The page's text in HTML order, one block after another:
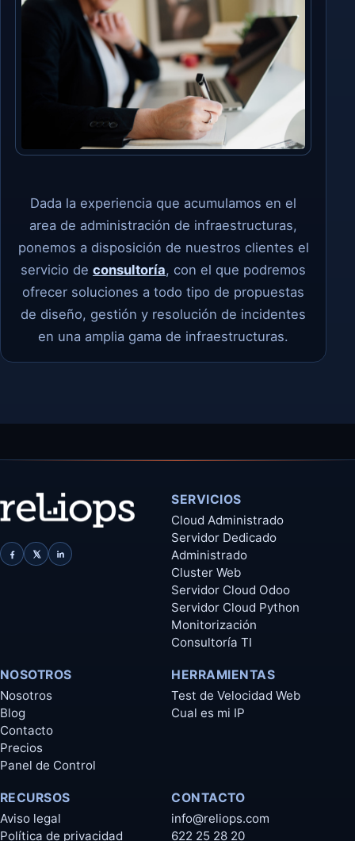
Dada la experiencia que acumulamos en el
area de administración de infraestructuras,
ponemos a disposición de nuestros clientes el
servicio deconsultoría, con el que podremos
ofrecer soluciones a todo tipo de propuestas
de diseño, gestión y resolución de incidentes
en una amplia gama de infraestructuras.​
SERVICIOS
Cloud Administrado
Servidor Dedicado
Administrado
Cluster Web
Servidor Cloud Odoo
Servidor Cloud Python
Monitorización
Consultoría TI
NOSOTROS
Nosotros
Blog
Contacto
Precios
Panel de Control
HERRAMIENTAS
Test de Velocidad Web
Cual es mi IP
RECURSOS
Aviso legal
Política de privacidad
CONTACTO
info@reliops.com
622 25 28 20